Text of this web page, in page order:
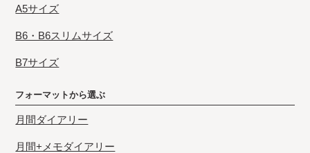
A5サイズ
B6・B6スリムサイズ
B7サイズ
フォーマットから選ぶ
月間ダイアリー
月間+メモダイアリー